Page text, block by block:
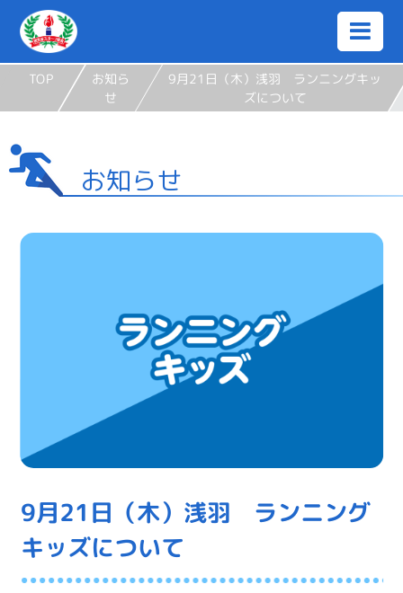
TOP
お知ら
せ
9月21日（木）浅羽 ランニングキッ
ズについて
お知らせ
9月21日（木）浅羽 ランニング
キッズについて